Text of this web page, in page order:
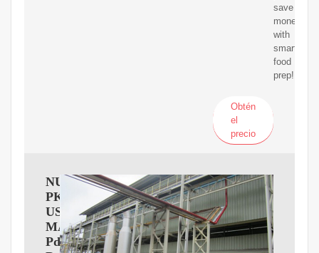
save
money
with
smart
food
prep!
Obtén
el
precio
NUTRICHEF
PKOPR15
USER
MANUAL
Pdf